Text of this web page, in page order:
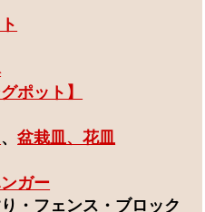
ポット】
、盆栽皿、花皿
ガー
・フェンス・ブロック